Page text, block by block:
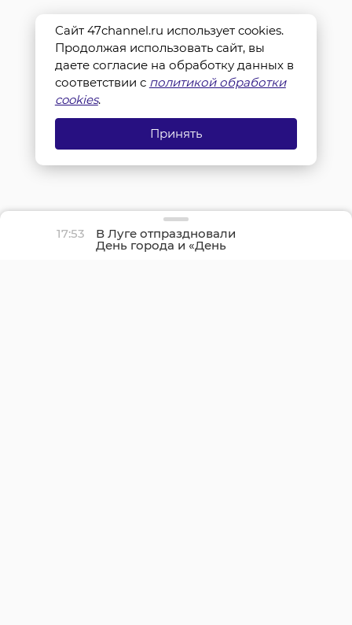
17:53 В Луге отпраздновали
День города и «День
детства»
Сайт 47channel.ru использует cookies.
Продолжая использовать сайт, вы
даете согласие на обработку данных в
соответствии с политикой обработки
cookies.
Принять